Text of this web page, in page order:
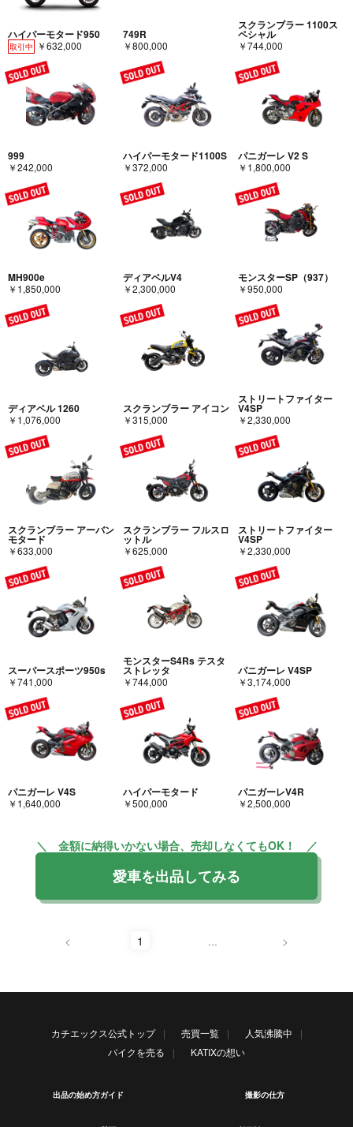
ハイパーモタード950
取引中 ￥632,000
749R
￥800,000
スクランブラー 1100ス
ペシャル
￥744,000
999
￥242,000
ハイパーモタード1100S
￥372,000
パニガーレ V2 S
￥1,800,000
MH900e
￥1,850,000
ディアベルV4
￥2,300,000
モンスターSP（937）
￥950,000
ディアベル 1260
￥1,076,000
スクランブラー アイコン
￥315,000
ストリートファイター
V4SP
￥2,330,000
スクランブラー アーバン
モタード
￥633,000
スクランブラー フルスロ
ットル
￥625,000
ストリートファイター
V4SP
￥2,330,000
スーパースポーツ950s
￥741,000
モンスターS4Rs テスタ
ストレッタ
￥744,000
パニガーレ V4SP
￥3,174,000
パニガーレ V4S
￥1,640,000
ハイパーモタード
￥500,000
パニガーレV4R
￥2,500,000
＼ 金額に納得いかない場合、売却しなくてもOK！ ／
愛車を出品してみる
< 1 ... >
カチエックス公式トップ 売買一覧
人気沸騰中
バイクを売る
KATIXの想い
出品の始め方ガイド 撮影の仕方